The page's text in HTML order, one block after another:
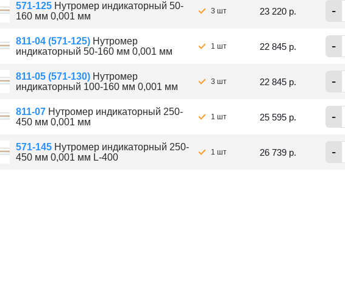
571-125 Нутромер индикаторный 50-
160 мм 0,001 мм
3 шт 23 220 р. -
811-04 (571-125) Нутромер
индикаторный 50-160 мм 0,001 мм
1 шт 22 845 р. -
811-05 (571-130) Нутромер
индикаторный 100-160 мм 0,001 мм
3 шт 22 845 р. -
811-07 Нутромер индикаторный 250-
450 мм 0,001 мм
1 шт 25 595 р. -
571-145 Нутромер индикаторный 250-
450 мм 0,001 мм L-400
1 шт 26 739 р. -